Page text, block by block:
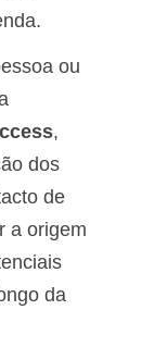
ou
,
dos
de
a origem
da